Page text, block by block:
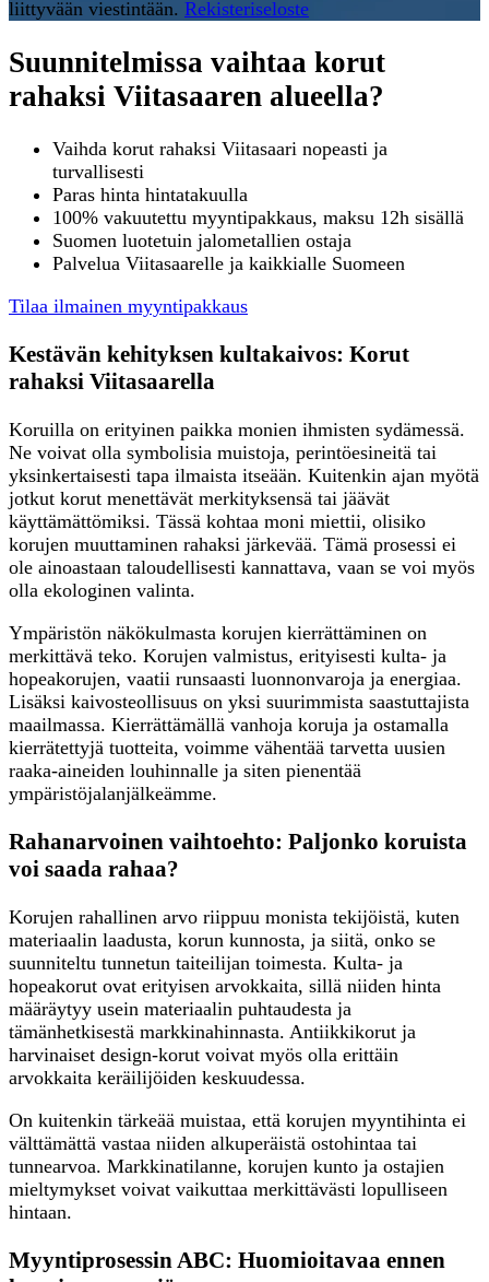
liittyvään viestintään. Rekisteriseloste
Suunnitelmissa vaihtaa korut
rahaksi Viitasaaren alueella?
Vaihda korut rahaksi Viitasaari nopeasti ja
turvallisesti
Paras hinta hintatakuulla
100% vakuutettu myyntipakkaus, maksu 12h sisällä
Suomen luotetuin jalometallien ostaja
Palvelua Viitasaarelle ja kaikkialle Suomeen
Tilaa ilmainen myyntipakkaus
Kestävän kehityksen kultakaivos: Korut
rahaksi Viitasaarella
Koruilla on erityinen paikka monien ihmisten sydämessä.
Ne voivat olla symbolisia muistoja, perintöesineitä tai
yksinkertaisesti tapa ilmaista itseään. Kuitenkin ajan myötä
jotkut korut menettävät merkityksensä tai jäävät
käyttämättömiksi. Tässä kohtaa moni miettii, olisiko
korujen muuttaminen rahaksi järkevää. Tämä prosessi ei
ole ainoastaan taloudellisesti kannattava, vaan se voi myös
olla ekologinen valinta.
Ympäristön näkökulmasta korujen kierrättäminen on
merkittävä teko. Korujen valmistus, erityisesti kulta- ja
hopeakorujen, vaatii runsaasti luonnonvaroja ja energiaa.
Lisäksi kaivosteollisuus on yksi suurimmista saastuttajista
maailmassa. Kierrättämällä vanhoja koruja ja ostamalla
kierrätettyjä tuotteita, voimme vähentää tarvetta uusien
raaka-aineiden louhinnalle ja siten pienentää
ympäristöjalanjälkeämme.
Rahanarvoinen vaihtoehto: Paljonko koruista
voi saada rahaa?
Korujen rahallinen arvo riippuu monista tekijöistä, kuten
materiaalin laadusta, korun kunnosta, ja siitä, onko se
suunniteltu tunnetun taiteilijan toimesta. Kulta- ja
hopeakorut ovat erityisen arvokkaita, sillä niiden hinta
määräytyy usein materiaalin puhtaudesta ja
tämänhetkisestä markkinahinnasta. Antiikkikorut ja
harvinaiset design-korut voivat myös olla erittäin
arvokkaita keräilijöiden keskuudessa.
On kuitenkin tärkeää muistaa, että korujen myyntihinta ei
välttämättä vastaa niiden alkuperäistä ostohintaa tai
tunnearvoa. Markkinatilanne, korujen kunto ja ostajien
mieltymykset voivat vaikuttaa merkittävästi lopulliseen
hintaan.
Myyntiprosessin ABC: Huomioitavaa ennen